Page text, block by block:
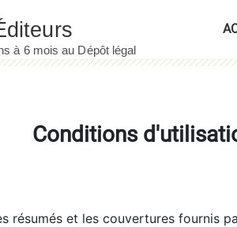
Conditions
résumés et les couvertures fournis